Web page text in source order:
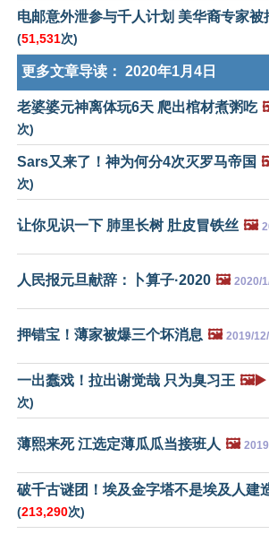
电邮意外泄参与千人计划 美华裔专家被
(51,531次)
更多文章导读： 2020年1月4日
老婆婆元神离体玩6天 爬出棺材煮粥吃
次)
Sars又来了！神为何分4次灭罗马帝国
次)
让你见识一下 肺里长树 肚皮冒铁丝 🖼️
人民报元旦献辞：卜算子·2020 🖼️ 2020/
押错宝！薄家被爆三个坏消息 🖼️ 2019/
一出蠢戏！拉出谢觉哉 只为臭习王 🖼️▶️
次)
薄熙来死 江选定薄瓜瓜当接班人 🖼️
破千古谜团！埃及金字塔不是埃及人建
(213,290次)